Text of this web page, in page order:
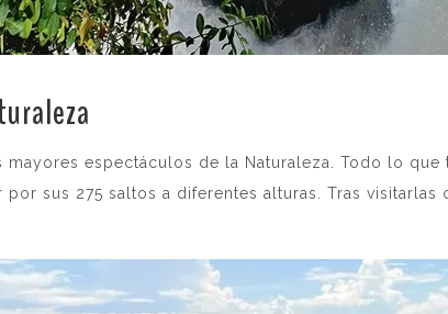
mayores espectáculos de la Naturaleza. Todo lo
sus 275 saltos a diferentes alturas. Tras